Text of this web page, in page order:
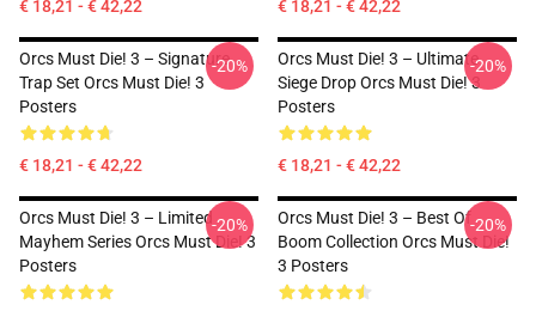
€ 18,21 - € 42,22 € 18,21 - € 42,22
Orcs Must Die! 3 – Signature
Trap Set Orcs Must Die! 3
Posters
€ 18,21 - € 42,22
-20%
Orcs Must Die! 3 – Ultimate
Siege Drop Orcs Must Die! 3
Posters
€ 18,21 - € 42,22
-20%
Orcs Must Die! 3 – Limited
Mayhem Series Orcs Must Die! 3
Posters
-20%
Orcs Must Die! 3 – Best Of
Boom Collection Orcs Must Die!
3 Posters
-20%